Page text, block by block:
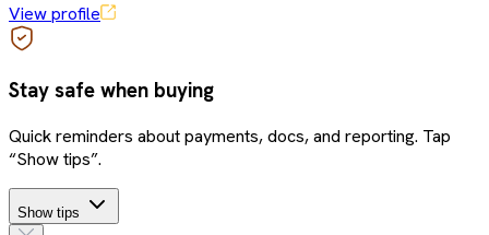
View profile
Stay safe when buying
Quick reminders about payments, docs, and reporting. Tap
“Show tips”.
Show tips